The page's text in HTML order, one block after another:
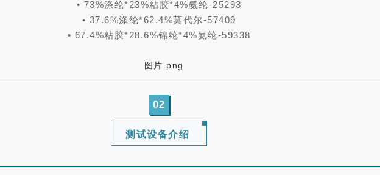
• 73%涤纶*23%粘胶*4%氨纶-25293
• 37.6%涤纶*62.4%莫代尔-57409
• 67.4%粘胶*28.6%锦纶*4%氨纶-59338
02
测试设备介绍